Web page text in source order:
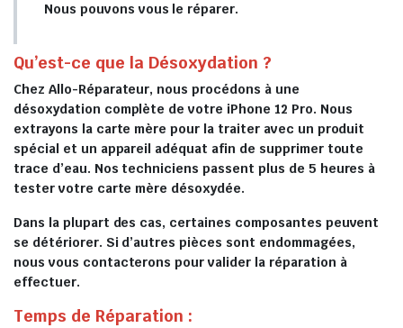
Nous pouvons vous le réparer.
Qu’est-ce que la Désoxydation ?
Chez Allo-Réparateur, nous procédons à une
désoxydation complète de votre iPhone 12 Pro. Nous
extrayons la carte mère pour la traiter avec un produit
spécial et un appareil adéquat afin de supprimer toute
trace d’eau. Nos techniciens passent plus de 5 heures à
tester votre carte mère désoxydée.
Dans la plupart des cas, certaines composantes peuvent
se détériorer. Si d’autres pièces sont endommagées,
nous vous contacterons pour valider la réparation à
effectuer.
Temps de Réparation :